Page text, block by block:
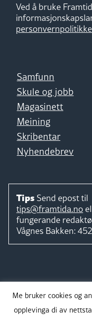
Ved å bruke
Samfunn
Skule og jobb
Magasinett
Meining
Skribentar
Nyhendebrev
Tips Send epost til
tips@framtida.no
fungerande
Vågnes Bakken:
Me bruker cookies og
opplevinga di av